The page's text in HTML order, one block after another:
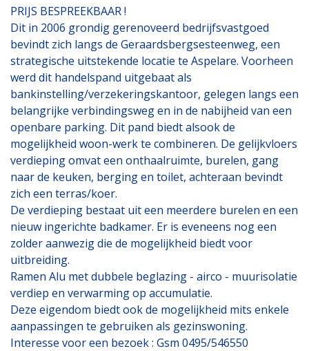
PRIJS BESPREEKBAAR !
Dit in 2006 grondig gerenoveerd bedrijfsvastgoed
bevindt zich langs de Geraardsbergsesteenweg, een
strategische uitstekende locatie te Aspelare. Voorheen
werd dit handelspand uitgebaat als
bankinstelling/verzekeringskantoor, gelegen langs een
belangrijke verbindingsweg en in de nabijheid van een
openbare parking. Dit pand biedt alsook de
mogelijkheid woon-werk te combineren. De gelijkvloers
verdieping omvat een onthaalruimte, burelen, gang
naar de keuken, berging en toilet, achteraan bevindt
zich een terras/koer.
De verdieping bestaat uit een meerdere burelen en een
nieuw ingerichte badkamer. Er is eveneens nog een
zolder aanwezig die de mogelijkheid biedt voor
uitbreiding.
Ramen Alu met dubbele beglazing - airco - muurisolatie
verdiep en verwarming op accumulatie.
Deze eigendom biedt ook de mogelijkheid mits enkele
aanpassingen te gebruiken als gezinswoning.
Interesse voor een bezoek : Gsm 0495/546550